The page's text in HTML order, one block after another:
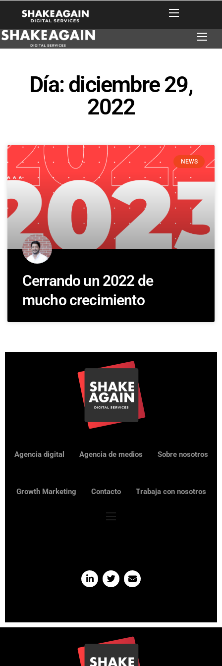
Día: diciembre 29,
2022
NEWS
Cerrando un 2022 de
mucho crecimiento
Agencia digital Agencia de medios Sobre nosotros
Growth Marketing Contacto Trabaja con nosotros